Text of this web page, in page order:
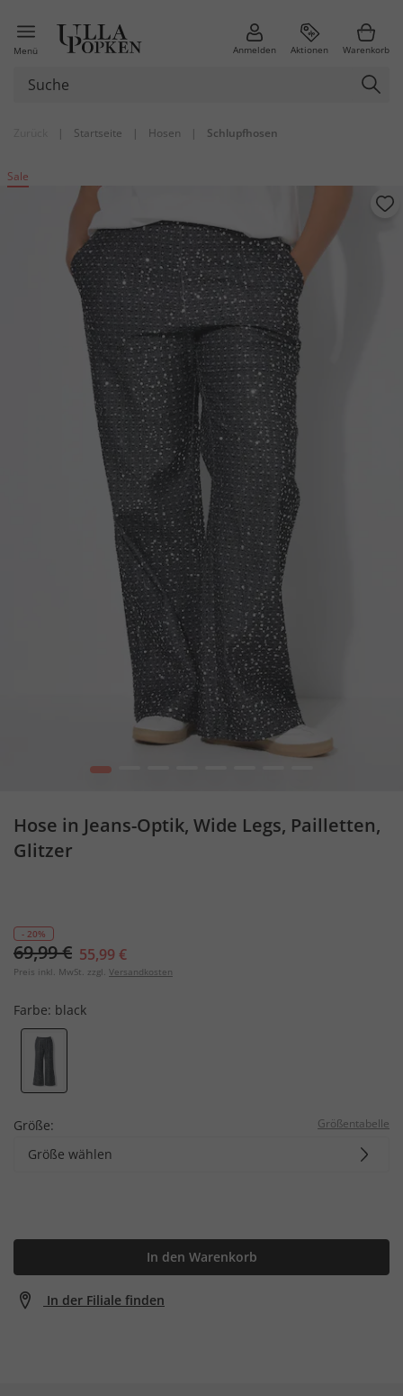
Menü Anmelden Aktionen Warenkorb
| Startseite | Hosen | Schlupfhosen
Sale
1
Hose in Jeans-Optik, Wide Legs, Pailletten,
Glitzer
- 20%
69,99 € 55,99 €
Preis inkl. MwSt. zzgl. Versandkosten
Farbe: black
Größe: Größentabelle
Größe wählen
In den Warenkorb
In der Filiale finden